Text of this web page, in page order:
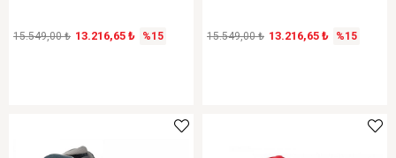
13.216,65 ₺
15.549,00 ₺ %15 13.216,65 ₺
15.549,00 ₺ %15